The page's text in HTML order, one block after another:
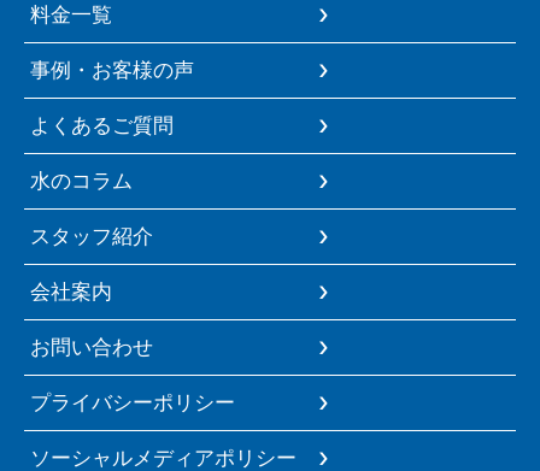
料金一覧
事例・お客様の声
よくあるご質問
水のコラム
スタッフ紹介
会社案内
お問い合わせ
プライバシーポリシー
ソーシャルメディアポリシー